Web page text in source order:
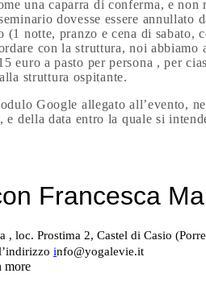
una caparra di conferma, e
dovesse essere annullato
notte, pranzo e cena di sabato,
con la struttura, noi
euro a pasto per persona , per
struttura ospitante.
Google allegato all’evento,
della data entro la quale si